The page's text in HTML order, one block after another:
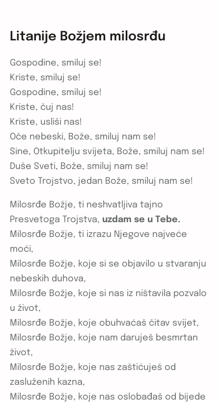
Litanije Božjem milosrđu
Gospodine, smiluj se!
Kriste, smiluj se!
Gospodine, smiluj se!
Kriste, čuj nas!
Kriste, usliši nas!
Oče nebeski, Bože, smiluj nam se!
Sine, Otkupitelju svijeta, Bože, smiluj nam se!
Duše Sveti, Bože, smiluj nam se!
Sveto Trojstvo, jedan Bože, smiluj nam se!
Milosrđe Božje, ti neshvatljiva tajno
Presvetoga Trojstva, uzdam se u Tebe.
Milosrđe Božje, ti izrazu Njegove najveće
moći,
Milosrđe Božje, koje si se objavilo u stvaranju
nebeskih duhova,
Milosrđe Božje, koje si nas iz ništavila pozvalo
u život,
Milosrđe Božje, koje obuhvaćaš čitav svijet,
Milosrđe Božje, koje nam daruješ besmrtan
život,
Milosrđe Božje, koje nas zaštićuješ od
zasluženih kazna,
Milosrđe Božje, koje nas oslobađaš od bijede